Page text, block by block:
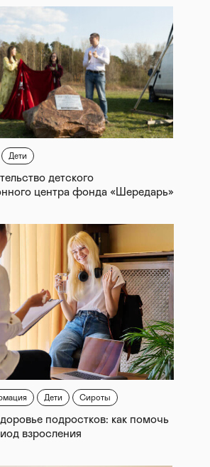
Дети
детского
центра фонда «Шередарь»
Дети Сироты
подростков: как помочь
взросления